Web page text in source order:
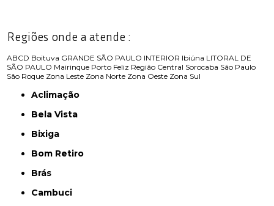
Regiões onde a atende :
ABCD Boituva GRANDE SÃO PAULO INTERIOR Ibiúna LITORAL DE
SÃO PAULO Mairinque Porto Feliz Região Central Sorocaba São Paulo
São Roque Zona Leste Zona Norte Zona Oeste Zona Sul
Aclimação
Bela Vista
Bixiga
Bom Retiro
Brás
Cambuci